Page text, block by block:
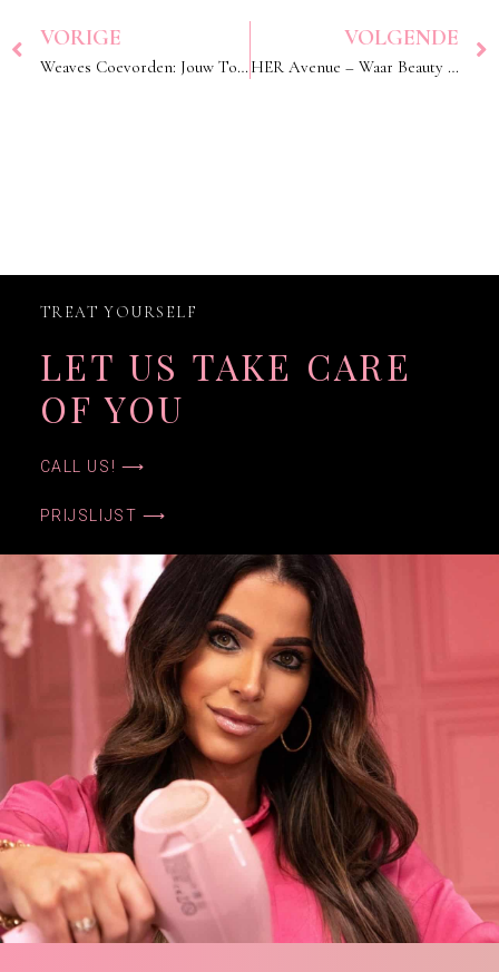
VORIGE
Weaves Coevorden: Jouw Toverformule voor Luxe en Stijl
VOLGENDE
HER Avenue – Waar Beauty en Passie Samenkomen
TREAT YOURSELF
LET US TAKE CARE
OF YOU
CALL US! ⟶
PRIJSLIJST ⟶